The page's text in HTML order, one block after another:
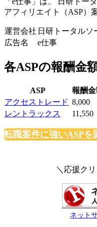
アフィリエイト（ASP）
運営会社 日研トータルソ
広告名
e仕事
各ASPの報酬金
ASP
報酬金
アクセストレード 8,000
レントラックス
11,550
転職案件に強いASPを
＼応援ク
ネット